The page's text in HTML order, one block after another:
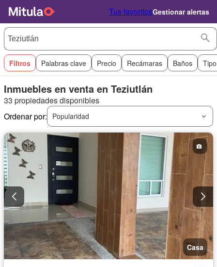
Tus favoritosGestionar alertas
Filtros Palabras clave Precio Recámaras Baños
Inmuebles en venta en Teziutlán
33 propiedades disponibles
Ordenar por:
Popularidad
Casa